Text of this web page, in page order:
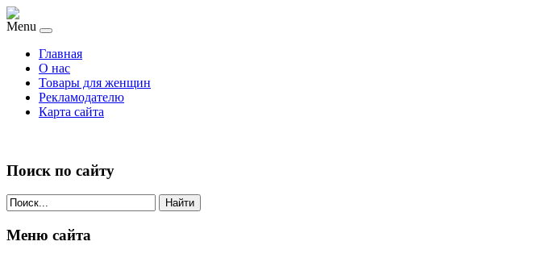
Menu
Главная
О нас
Товары для женщин
Рекламодателю
Карта сайта
Поиск по сайту
Найти
Меню сайта